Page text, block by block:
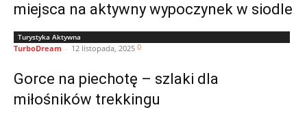
miejsca na aktywny wypoczynek w siodle
Turystyka Aktywna
TurboDream - 12 listopada, 2025 0
Gorce na piechotę – szlaki dla
miłośników trekkingu